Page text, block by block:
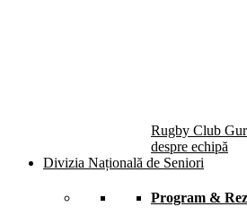
Rugby Club
despre echipă
Divizia Națională de Seniori
Program &